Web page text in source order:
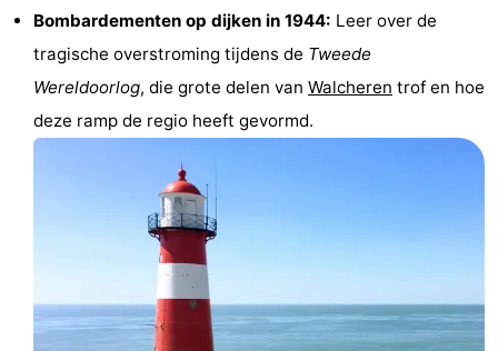
&
doen
Bezienswaardigheden
Musea
Speeltuinen
Bombardementen op dijken in 1944: Leer over de
tragische overstroming tijdens de Tweede
Wereldoorlog, die grote delen van Walcheren trof en hoe
deze ramp de regio heeft gevormd.